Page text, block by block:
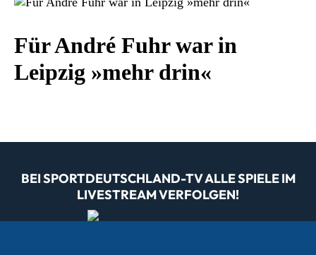
Für André Fuhr war in
Leipzig »mehr drin«
BEI SPORTDEUTSCHLAND-TV ALLE SPIELE IM
LIVESTREAM VERFOLGEN!